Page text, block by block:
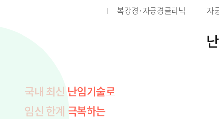
복강경·자궁경클리닉
자
국내 최신 난임기술로
임신 한계 극복하는